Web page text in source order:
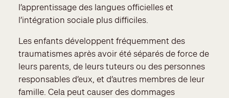
l’apprentissage des langues officielles et
l’intégration sociale plus difficiles.
Les enfants développent fréquemment des
traumatismes après avoir été séparés de force de
leurs parents, de leurs tuteurs ou des personnes
responsables d’eux, et d’autres membres de leur
famille. Cela peut causer des dommages